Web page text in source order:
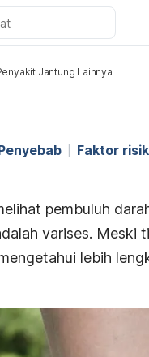
Jantung Lainnya
Faktor
pembuluh
varises.
lebih